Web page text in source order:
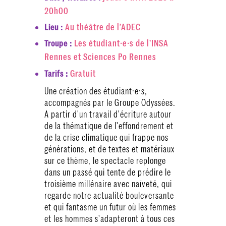
20h00
Lieu : Au théâtre de l’ADEC
Troupe : Les étudiant·e·s de l'INSA
Rennes et Sciences Po Rennes
Tarifs : Gratuit
Une création des étudiant·e·s,
accompagnés par le Groupe Odyssées.
A partir d'un travail d'écriture autour
de la thématique de l'effondrement et
de la crise climatique qui frappe nos
générations, et de textes et matériaux
sur ce thème, le spectacle replonge
dans un passé qui tente de prédire le
troisième millénaire avec naïveté, qui
regarde notre actualité bouleversante
et qui fantasme un futur où les femmes
et les hommes s'adapteront à tous ces